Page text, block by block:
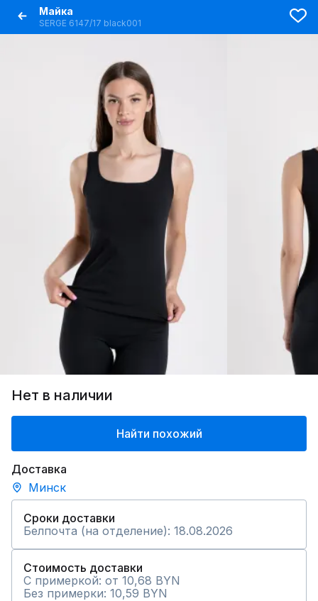
Майка
SERGE 6147/17 black001
Нет в наличии
Найти похожий
Доставка
Минск
Сроки доставки
Белпочта (на отделение): 18.08.2026
Стоимость доставки
С примеркой: от 10,68 BYN
Без примерки: 10,59 BYN